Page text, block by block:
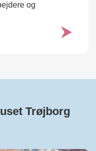
og
Trøjborg